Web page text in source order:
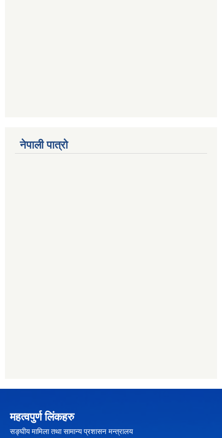
नेपाली पात्रो
महत्वपुर्ण लिंकहरु
सङ्घीय मामिला तथा सामान्य प्रशासन मन्त्रालय